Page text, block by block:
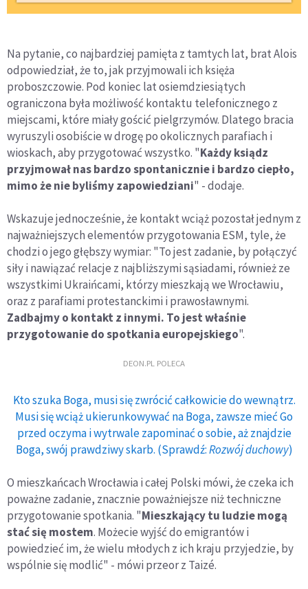
Na pytanie, co najbardziej pamięta z tamtych lat, brat Alois
odpowiedział, że to, jak przyjmowali ich księża
proboszczowie. Pod koniec lat osiemdziesiątych
ograniczona była możliwość kontaktu telefonicznego z
miejscami, które miały gościć pielgrzymów. Dlatego bracia
wyruszyli osobiście w drogę po okolicznych parafiach i
wioskach, aby przygotować wszystko. "Każdy ksiądz
przyjmował nas bardzo spontanicznie i bardzo ciepło,
mimo że nie byliśmy zapowiedziani" - dodaje.
Wskazuje jednocześnie, że kontakt wciąż pozostał jednym z
najważniejszych elementów przygotowania ESM, tyle, że
chodzi o jego głębszy wymiar: "To jest zadanie, by połączyć
siły i nawiązać relacje z najbliższymi sąsiadami, również ze
wszystkimi Ukraińcami, którzy mieszkają we Wrocławiu,
oraz z parafiami protestanckimi i prawosławnymi.
Zadbajmy o kontakt z innymi. To jest właśnie
przygotowanie do spotkania europejskiego".
DEON.PL POLECA
Kto szuka Boga, musi się zwrócić całkowicie do wewnątrz.
Musi się wciąż ukierunkowywać na Boga, zawsze mieć Go
przed oczyma i wytrwale zapominać o sobie, aż znajdzie
Boga, swój prawdziwy skarb. (Sprawdź:Rozwój duchowy)
O mieszkańcach Wrocławia i całej Polski mówi, że czeka ich
poważne zadanie, znacznie poważniejsze niż techniczne
przygotowanie spotkania. "Mieszkający tu ludzie mogą
stać się mostem. Możecie wyjść do emigrantów i
powiedzieć im, że wielu młodych z ich kraju przyjedzie, by
wspólnie się modlić" - mówi przeor z Taizé.